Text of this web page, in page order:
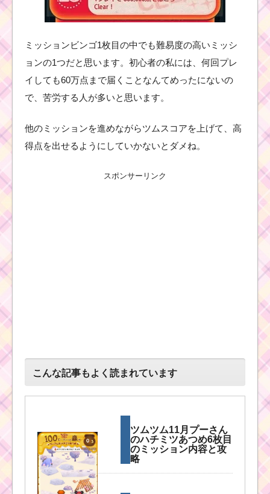
ミッションビンゴ1枚目の中でも難易度の高いミッシ
ョンの1つだと思います。初心者の私には、何回プレ
イしても60万点まで届くことなんてめったにないの
で、苦労する人が多いと思います。
他のミッションを進めながらツムスコアを上げて、高
得点を出せるようにしていかないとダメね。
スポンサーリンク
こんな記事もよく読まれています
ツムツム11月プーさん
のハチミツあつめ6枚目
のミッション内容と攻
略